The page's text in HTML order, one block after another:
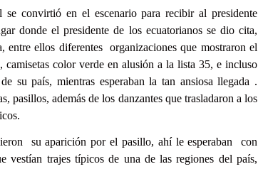
convirtió en el escenario para recibir al presidente
donde el presidente de los ecuatorianos se dio cita,
entre ellos diferentes organizaciones que mostraron el
color verde en alusión a la lista 35, e incluso
su país, mientras esperaban la tan ansiosa llegada .
pasillos, además de los danzantes que trasladaron a los
su aparición por el pasillo, ahí le esperaban con
vestían trajes típicos de una de las regiones del país,